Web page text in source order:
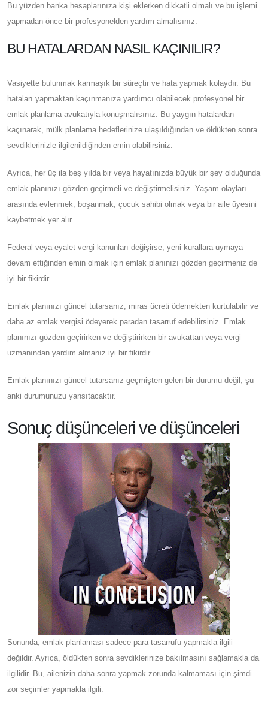
Bu yüzden banka hesaplarınıza kişi eklerken dikkatli olmalı ve bu işlemi
yapmadan önce bir profesyonelden yardım almalısınız.
BU HATALARDAN NASIL KAÇINILIR?
Vasiyette bulunmak karmaşık bir süreçtir ve hata yapmak kolaydır. Bu
hataları yapmaktan kaçınmanıza yardımcı olabilecek profesyonel bir
emlak planlama avukatıyla konuşmalısınız. Bu yaygın hatalardan
kaçınarak, mülk planlama hedeflerinize ulaşıldığından ve öldükten sonra
sevdiklerinizle ilgilenildiğinden emin olabilirsiniz.
Ayrıca, her üç ila beş yılda bir veya hayatınızda büyük bir şey olduğunda
emlak planınızı gözden geçirmeli ve değiştirmelisiniz. Yaşam olayları
arasında evlenmek, boşanmak, çocuk sahibi olmak veya bir aile üyesini
kaybetmek yer alır.
Federal veya eyalet vergi kanunları değişirse, yeni kurallara uymaya
devam ettiğinden emin olmak için emlak planınızı gözden geçirmeniz de
iyi bir fikirdir.
Emlak planınızı güncel tutarsanız, miras ücreti ödemekten kurtulabilir ve
daha az emlak vergisi ödeyerek paradan tasarruf edebilirsiniz. Emlak
planınızı gözden geçirirken ve değiştirirken bir avukattan veya vergi
uzmanından yardım almanız iyi bir fikirdir.
Emlak planınızı güncel tutarsanız geçmişten gelen bir durumu değil, şu
anki durumunuzu yansıtacaktır.
Sonuç düşünceleri ve düşünceleri
Sonunda, emlak planlaması sadece para tasarrufu yapmakla ilgili
değildir. Ayrıca, öldükten sonra sevdiklerinize bakılmasını sağlamakla da
ilgilidir. Bu, ailenizin daha sonra yapmak zorunda kalmaması için şimdi
zor seçimler yapmakla ilgili.